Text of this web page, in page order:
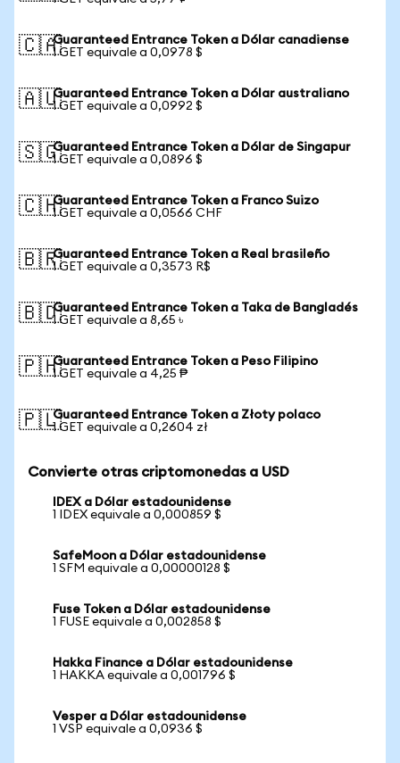
🇨🇦Guaranteed Entrance Token a Dólar canadiense
1 GET equivale a 0,0978 $
🇦🇺Guaranteed Entrance Token a Dólar australiano
1 GET equivale a 0,0992 $
🇸🇬Guaranteed Entrance Token a Dólar de Singapur
1 GET equivale a 0,0896 $
🇨🇭Guaranteed Entrance Token a Franco Suizo
1 GET equivale a 0,0566 CHF
🇧🇷Guaranteed Entrance Token a Real brasileño
1 GET equivale a 0,3573 R$
🇧🇩Guaranteed Entrance Token a Taka de Bangladés
1 GET equivale a 8,65 ৳
🇵🇭Guaranteed Entrance Token a Peso Filipino
1 GET equivale a 4,25 ₱
🇵🇱Guaranteed Entrance Token a Złoty polaco
1 GET equivale a 0,2604 zł
Convierte otras criptomonedas a USD
IDEX a Dólar estadounidense
1 IDEX equivale a 0,000859 $
SafeMoon a Dólar estadounidense
1 SFM equivale a 0,00000128 $
Fuse Token a Dólar estadounidense
1 FUSE equivale a 0,002858 $
Hakka Finance a Dólar estadounidense
1 HAKKA equivale a 0,001796 $
Vesper a Dólar estadounidense
1 VSP equivale a 0,0936 $